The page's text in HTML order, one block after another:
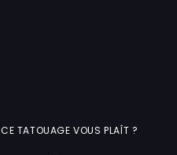
CE TATOUAGE VOUS PLAÎT ?